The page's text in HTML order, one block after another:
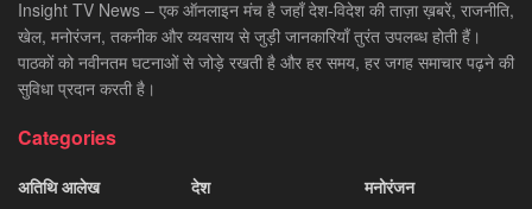
Insight TV News – एक ऑनलाइन मंच है जहाँ देश-विदेश की ताज़ा ख़बरें, राजनीति,
खेल, मनोरंजन, तकनीक और व्यवसाय से जुड़ी जानकारियाँ तुरंत उपलब्ध होती हैं।
पाठकों को नवीनतम घटनाओं से जोड़े रखती है और हर समय, हर जगह समाचार पढ़ने की
सुविधा प्रदान करती है।
Categories
अतिथि आलेख
देश
मनोरंजन